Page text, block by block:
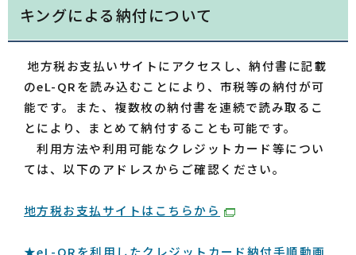
キングによる納付について
地方税お支払いサイトにアクセスし、納付書に記載
のeL-QRを読み込むことにより、市税等の納付が可
能です。また、複数枚の納付書を連続で読み取るこ
とにより、まとめて納付することも可能です。
利用方法や利用可能なクレジットカード等につい
ては、以下のアドレスからご確認ください。
地方税お支払サイトはこちらから
★eL-QRを利用したクレジットカード納付手順動画